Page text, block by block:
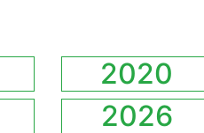
2020
2026